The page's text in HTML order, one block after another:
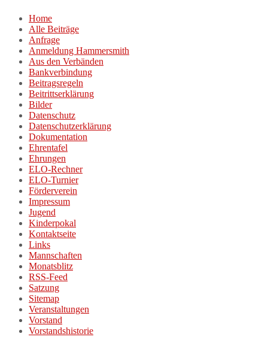
Zum
Inhalt
springen
Home
Alle Beiträge
Anfrage
Anmeldung Hammersmith
Aus den Verbänden
Bankverbindung
Beitragsregeln
Beitrittserklärung
Bilder
Datenschutz
Datenschutzerklärung
Dokumentation
Ehrentafel
Ehrungen
ELO-Rechner
ELO-Turnier
Förderverein
Impressum
Jugend
Kinderpokal
Kontaktseite
Links
Mannschaften
Monatsblitz
RSS-Feed
Satzung
Sitemap
Veranstaltungen
Vorstand
Vorstandshistorie